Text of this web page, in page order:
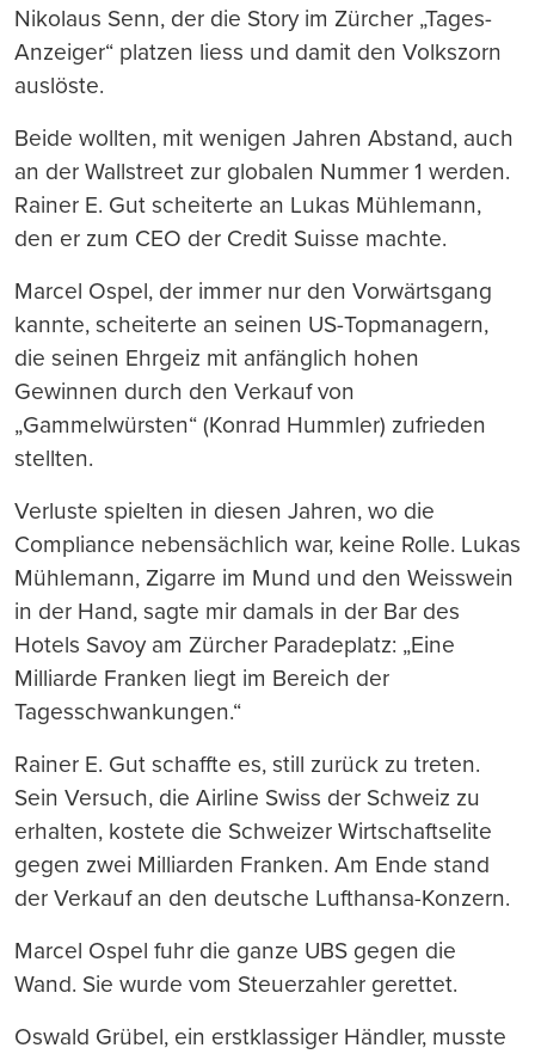
Nikolaus Senn, der die Story im Zürcher „Tages-
Anzeiger“ platzen liess und damit den Volkszorn
auslöste.
Beide wollten, mit wenigen Jahren Abstand, auch
an der Wallstreet zur globalen Nummer 1 werden.
Rainer E. Gut scheiterte an Lukas Mühlemann,
den er zum CEO der Credit Suisse machte.
Marcel Ospel, der immer nur den Vorwärtsgang
kannte, scheiterte an seinen US-Topmanagern,
die seinen Ehrgeiz mit anfänglich hohen
Gewinnen durch den Verkauf von
„Gammelwürsten“ (Konrad Hummler) zufrieden
stellten.
Verluste spielten in diesen Jahren, wo die
Compliance nebensächlich war, keine Rolle. Lukas
Mühlemann, Zigarre im Mund und den Weisswein
in der Hand, sagte mir damals in der Bar des
Hotels Savoy am Zürcher Paradeplatz: „Eine
Milliarde Franken liegt im Bereich der
Tagesschwankungen.“
Rainer E. Gut schaffte es, still zurück zu treten.
Sein Versuch, die Airline Swiss der Schweiz zu
erhalten, kostete die Schweizer Wirtschaftselite
gegen zwei Milliarden Franken. Am Ende stand
der Verkauf an den deutsche Lufthansa-Konzern.
Marcel Ospel fuhr die ganze UBS gegen die
Wand. Sie wurde vom Steuerzahler gerettet.
Oswald Grübel, ein erstklassiger Händler, musste